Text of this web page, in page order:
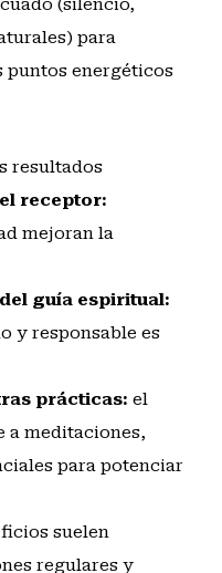
(silencio,
para
puntos energéticos
resultados
receptor:
mejoran la
guía espiritual:
y responsable es
prácticas: el
a meditaciones,
para potenciar
suelen
regulares y